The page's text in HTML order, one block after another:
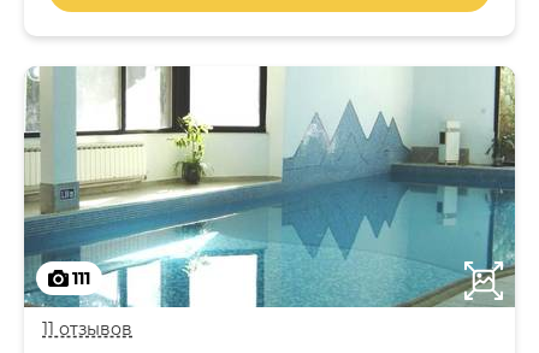
111
11 отзывов